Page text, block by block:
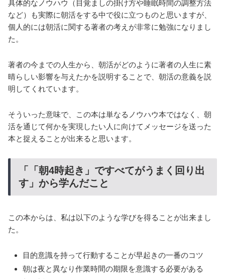
具体的なノウハウ（目覚ましの掛け方や睡眠時間の調整方法
など）も実際に朝活をする中で役に立つものと思いますが、
個人的には朝活に関する著者の考えが非常に勉強になりまし
た。
著者の今までの人生から、朝活がどのように著者の人生に素
晴らしい影響を与えたかを説明することで、朝活の意義を説
明してくれています。
そういった意味で、この本は単なるノウハウ本ではなく、朝
活を通じて何かを実現したい人に向けてメッセージを送った
本と捉えることが出来ると思います。
「「朝4時起き」ですべてがうまく回り出
す」から学んだこと
この本からは、私は以下のような学びを得ることが出来まし
た。
目的意識を持って行動することが早起きの一番のコツ
朝は夜と異なり作業時間の期限を意識する必要がある